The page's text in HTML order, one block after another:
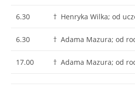
6.30 † Henryka Wilka; od
6.30 † Adama Mazura; od
17.00 † Adama Mazura; od